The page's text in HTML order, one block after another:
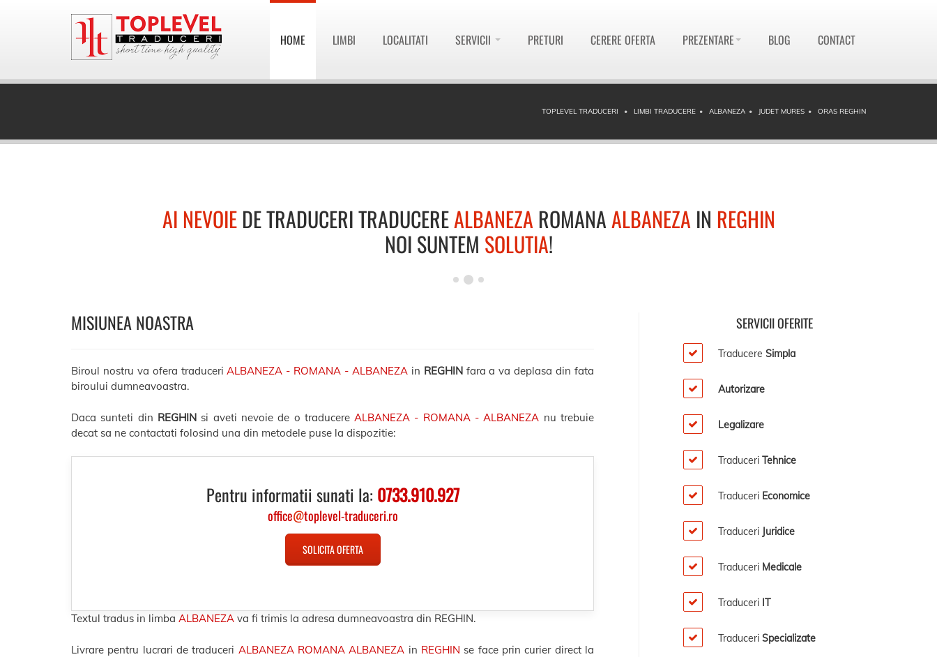
HOME LIMBI LOCALITATI SERVICII PRETURI CERERE OFERTA PREZENTARE BLOG CONTACT
TOPLEVEL TRADUCERI LIMBI TRADUCERE ALBANEZA JUDET MURES ORAS REGHIN
AI NEVOIEDE TRADUCERI TRADUCEREALBANEZA ROMANAALBANEZA IN REGHIN
NOI SUNTEM SOLUTIA!
MISIUNEA NOASTRA
Biroul nostru va ofera traduceriALBANEZA - ROMANA - ALBANEZA in REGHINfara a va deplasa din fata
biroului dumneavoastra.
Daca sunteti din REGHINsi aveti nevoie de o traducereALBANEZA - ROMANA - ALBANEZA nu trebuie
decat sa ne contactati folosind una din metodele puse la dispozitie:
Pentru informatii sunati la: 0733.910.927
office@toplevel-traduceri.ro
SOLICITA OFERTA
Textul tradus in limba ALBANEZA va fi trimis la adresa dumneavoastra din REGHIN.
Livrare pentru lucrari de traduceri ALBANEZA ROMANA ALBANEZA in REGHIN se face prin curier direct la
SERVICII OFERITE
Traducere Simpla
Autorizare
Legalizare
Traduceri Tehnice
Traduceri Economice
Traduceri Juridice
Traduceri Medicale
Traduceri IT
Traduceri Specializate